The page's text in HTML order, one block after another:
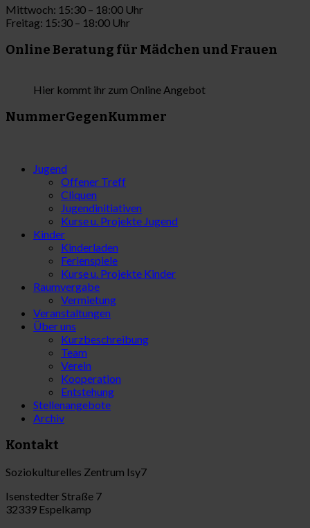
Mittwoch: 15:30 – 18:00 Uhr
Freitag: 15:30 – 18:00 Uhr
Online Beratung für Mädchen und Frauen
Hier kommt ihr zum Online Angebot
NummerGegenKummer
Jugend
Offener Treff
Cliquen
Jugendinitiativen
Kurse u. Projekte Jugend
Kinder
Kinderladen
Ferienspiele
Kurse u. Projekte Kinder
Raumvergabe
Vermietung
Veranstaltungen
Über uns
Kurzbeschreibung
Team
Verein
Kooperation
Entstehung
Stellenangebote
Archiv
Kontakt
Soziokulturelles Zentrum Isy7
Isenstedter Straße 7
32339 Espelkamp